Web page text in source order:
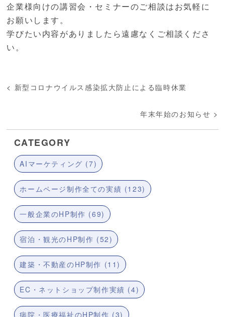
企業様向けの講習会・セミナーのご相談はお気軽に
お願いします。
学びたい内容がありましたら遠慮なくご相談くださ
い。
< 新型コロナウイルス感染拡大防止による臨時休業
年末年始のお知らせ >
CATEGORY
AIマーケティング (7)
ホームページ制作全ての実績 (123)
一般企業のHP制作 (69)
宿泊・観光のHP制作 (52)
建築・不動産のHP制作 (11)
EC・ネットショップ制作実績 (4)
病院・医療福祉のHP制作 (3)